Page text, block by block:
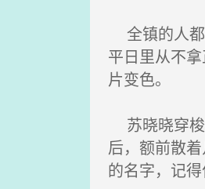
全镇的人都
平日里从不
片变色。
苏晓晓穿梭
后，额前散
的名字，记